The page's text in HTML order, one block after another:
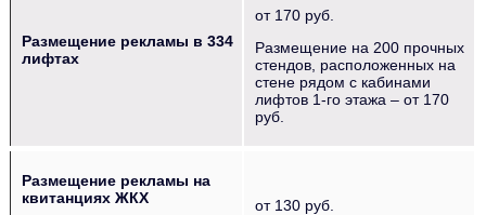
Размещение рекламы в 334
лифтах
от 170 руб.
Размещение на 200 прочных
стендов, расположенных на
стене рядом с кабинами
лифтов 1-го этажа – от 170
руб.
Размещение рекламы на
квитанциях ЖКХ
от 130 руб.